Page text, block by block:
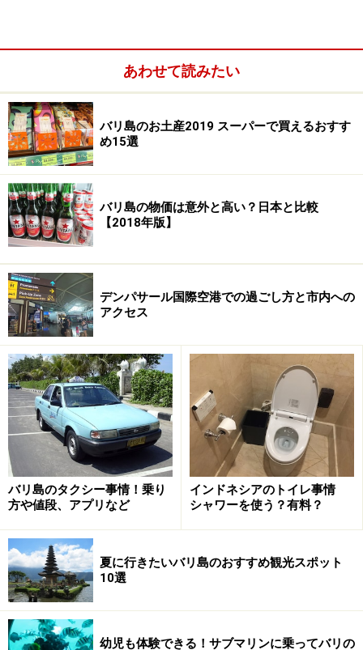
ケチャックダンスの上演は約1時間。ジンバラン方面に
すいていれば約20分の道のりですが、一本
道しかなく観光客を乗せた車が一斉に出発するので1時
間ほどかかることがよくあります。
ウルワトゥ寺院での夕日観賞は一日の観光の最後に計画
するパターンが多くなります。ちなみにウルワトゥ寺院
でのケチャックダンス観賞の後のディナーのお決まりコ
ースはジンバランビーチでのシーフードバーベキューで
す。
夕日の名所／タナロット寺院
夕日を背景にタナロット寺院のシルエットが浮かぶ光景がフ
あわせて読みたい
バリ島のお土産2019 スーパーで買えるおすす
め15選
バリ島の物価は意外と高い？日本と比較
【2018年版】
デンパサール国際空港での過ごし方と市内への
アクセス
バリ島のタクシー事情！乗り
方や値段、アプリなど
インドネシアのトイレ事情
シャワーを使う？有料？
夏に行きたいバリ島のおすすめ観光スポット
10選
幼児も体験できる！サブマリンに乗ってバリの